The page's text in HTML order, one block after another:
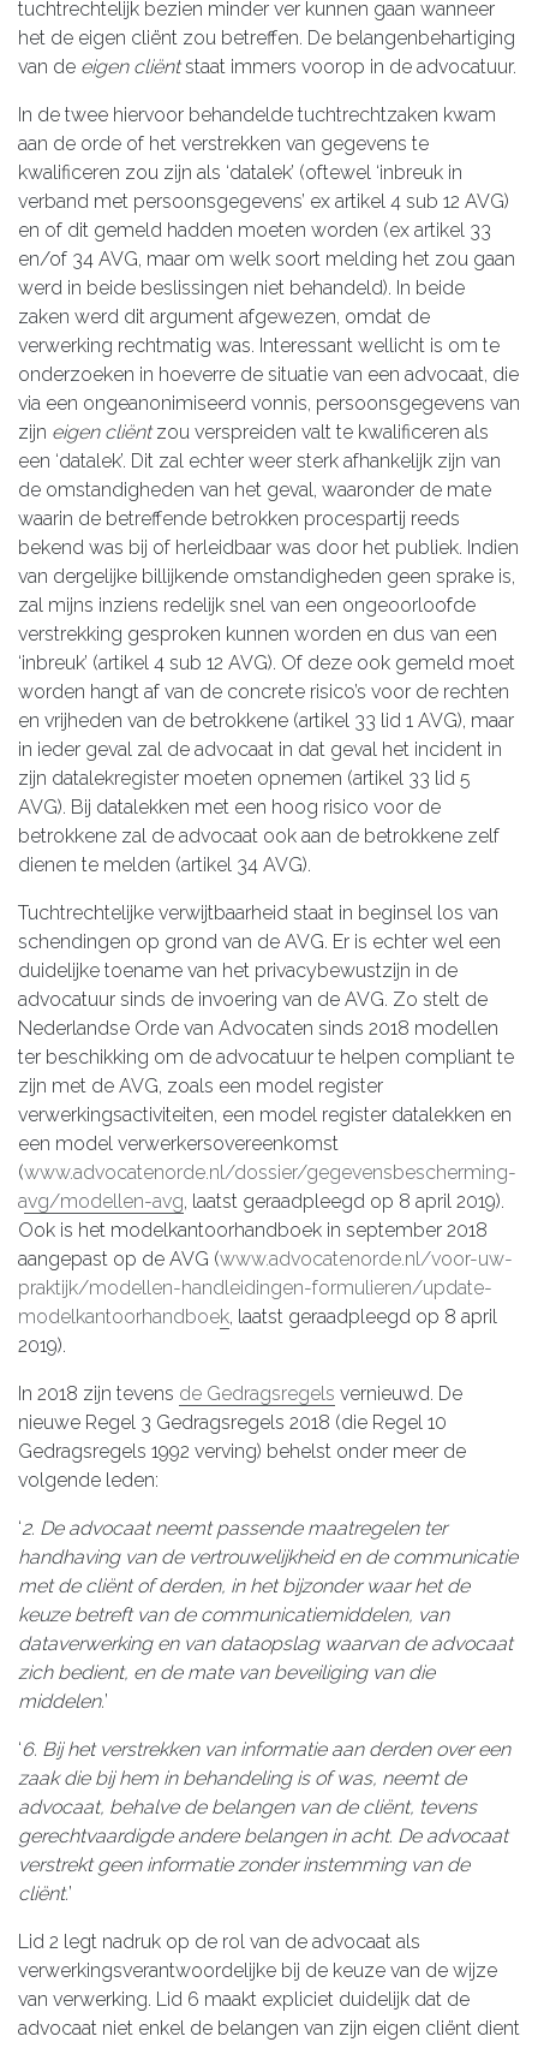
tuchtrechtelijk bezien minder ver kunnen gaan wanneer
het de eigen cliënt zou betreffen. De belangenbehartiging
van de eigen cliëntstaat immers voorop in de advocatuur.
In de twee hiervoor behandelde tuchtrechtzaken kwam
aan de orde of het verstrekken van gegevens te
kwalificeren zou zijn als ‘datalek’ (oftewel ‘inbreuk in
verband met persoonsgegevens’ ex artikel 4 sub 12 AVG)
en of dit gemeld hadden moeten worden (ex artikel 33
en/of 34 AVG, maar om welk soort melding het zou gaan
werd in beide beslissingen niet behandeld). In beide
zaken werd dit argument afgewezen, omdat de
verwerking rechtmatig was. Interessant wellicht is om te
onderzoeken in hoeverre de situatie van een advocaat, die
via een ongeanonimiseerd vonnis, persoonsgegevens van
zijn eigen cliëntzou verspreiden valt te kwalificeren als
een ‘datalek’. Dit zal echter weer sterk afhankelijk zijn van
de omstandigheden van het geval, waaronder de mate
waarin de betreffende betrokken procespartij reeds
bekend was bij of herleidbaar was door het publiek. Indien
van dergelijke billijkende omstandigheden geen sprake is,
zal mijns inziens redelijk snel van een ongeoorloofde
verstrekking gesproken kunnen worden en dus van een
‘inbreuk’ (artikel 4 sub 12 AVG). Of deze ook gemeld moet
worden hangt af van de concrete risico’s voor de rechten
en vrijheden van de betrokkene (artikel 33 lid 1 AVG), maar
in ieder geval zal de advocaat in dat geval het incident in
zijn datalekregister moeten opnemen (artikel 33 lid 5
AVG). Bij datalekken met een hoog risico voor de
betrokkene zal de advocaat ook aan de betrokkene zelf
dienen te melden (artikel 34 AVG).
Tuchtrechtelijke verwijtbaarheid staat in beginsel los van
schendingen op grond van de AVG. Er is echter wel een
duidelijke toename van het privacybewustzijn in de
advocatuur sinds de invoering van de AVG. Zo stelt de
Nederlandse Orde van Advocaten sinds 2018 modellen
ter beschikking om de advocatuur te helpen compliant te
zijn met de AVG, zoals een model register
verwerkingsactiviteiten, een model register datalekken en
een model verwerkersovereenkomst
(www.advocatenorde.nl/dossier/gegevensbescherming-
avg/modellen-avg, laatst geraadpleegd op 8 april 2019).
Ook is het modelkantoorhandboek in september 2018
aangepast op de AVG (www.advocatenorde.nl/voor-uw-
praktijk/modellen-handleidingen-formulieren/update-
modelkantoorhandboek, laatst geraadpleegd op 8 april
2019).
In 2018 zijn tevens de Gedragsregels vernieuwd. De
nieuwe Regel 3 Gedragsregels 2018 (die Regel 10
Gedragsregels 1992 verving) behelst onder meer de
volgende leden:
‘2. De advocaat neemt passende maatregelen ter
handhaving van de vertrouwelijkheid en de communicatie
met de cliënt of derden, in het bijzonder waar het de
keuze betreft van de communicatiemiddelen, van
dataverwerking en van dataopslag waarvan de advocaat
zich bedient, en de mate van beveiliging van die
middelen.’
‘6. Bij het verstrekken van informatie aan derden over een
zaak die bij hem in behandeling is of was, neemt de
advocaat, behalve de belangen van de cliënt, tevens
gerechtvaardigde andere belangen in acht. De advocaat
verstrekt geen informatie zonder instemming van de
cliënt.’
Lid 2 legt nadruk op de rol van de advocaat als
verwerkingsverantwoordelijke bij de keuze van de wijze
van verwerking. Lid 6 maakt expliciet duidelijk dat de
advocaat niet enkel de belangen van zijn eigen cliënt dient